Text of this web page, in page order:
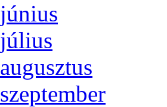
jú­ni­us
jú­li­us
au­gusz­tus
szep­tem­ber